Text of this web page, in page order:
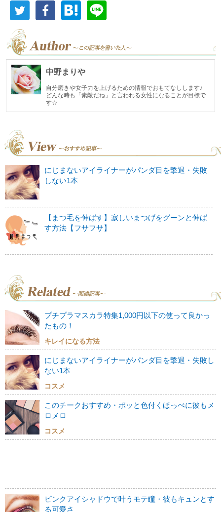
中野まりや
自分磨きや女子力を上げるための情報でおもてなしします♪
どんな時も「素敵だね」と言われる女性になることが目標で
す☆
にじまないアイライナーがパンダ目を撃退・失敗
しない1本
【まつ毛を伸ばす】寂しいまつげをグーンと伸ば
す方法【フサフサ】
プチプラマスカラ特集1,000円以下の使って良かっ
たもの！
キレイになる方法
にじまないアイライナーがパンダ目を撃退・失敗し
ない1本
コスメ
このチークおすすめ・ポッと色付くほっぺに彼もメ
ロメロ
コスメ
ピンクアイシャドウで叶うモテ瞳・彼もキュンとす
る可愛さ